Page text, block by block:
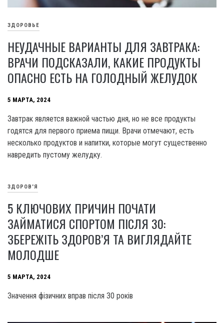
ЗДОРОВЬЕ
НЕУДАЧНЫЕ ВАРИАНТЫ ДЛЯ ЗАВТРАКА:
ВРАЧИ ПОДСКАЗАЛИ, КАКИЕ ПРОДУКТЫ
ОПАСНО ЕСТЬ НА ГОЛОДНЫЙ ЖЕЛУДОК
5 МАРТА, 2024
Завтрак является важной частью дня, но не все продукты
годятся для первого приема пищи. Врачи отмечают, есть
несколько продуктов и напитки, которые могут существенно
навредить пустому желудку.
ЗДОРОВ'Я
5 КЛЮЧОВИХ ПРИЧИН ПОЧАТИ
ЗАЙМАТИСЯ СПОРТОМ ПІСЛЯ 30:
ЗБЕРЕЖІТЬ ЗДОРОВ’Я ТА ВИГЛЯДАЙТЕ
МОЛОДШЕ
5 МАРТА, 2024
Значення фізичних вправ після 30 років